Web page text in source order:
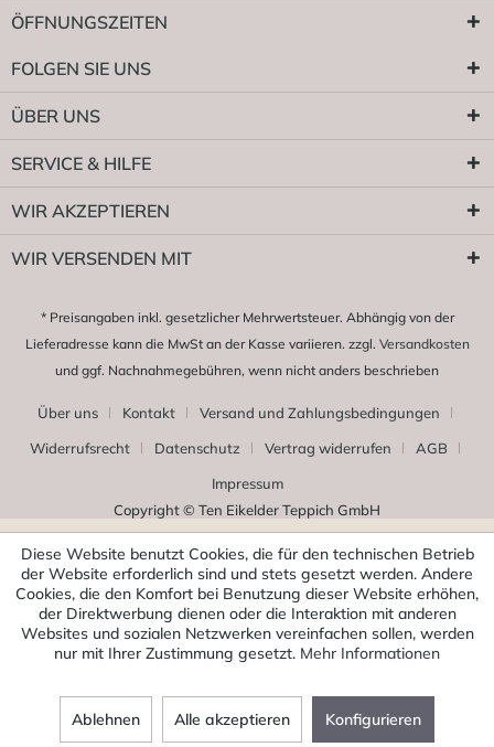
ÖFFNUNGSZEITEN
FOLGEN SIE UNS
ÜBER UNS
SERVICE & HILFE
WIR AKZEPTIEREN
WIR VERSENDEN MIT
* Preisangaben inkl. gesetzlicher Mehrwertsteuer. Abhängig von der
Lieferadresse kann die MwSt an der Kasse variieren. zzgl. Versandkosten
und ggf. Nachnahmegebühren, wenn nicht anders beschrieben
Über uns Kontakt
Versand und Zahlungsbedingungen
Widerrufsrecht
Datenschutz Vertrag widerrufen
AGB
Impressum
Copyright © Ten Eikelder Teppich GmbH
Diese Website benutzt Cookies, die für den technischen Betrieb
der Website erforderlich sind und stets gesetzt werden. Andere
Cookies, die den Komfort bei Benutzung dieser Website erhöhen,
der Direktwerbung dienen oder die Interaktion mit anderen
Websites und sozialen Netzwerken vereinfachen sollen, werden
nur mit Ihrer Zustimmung gesetzt. Mehr Informationen
Ablehnen Alle akzeptieren Konfigurieren